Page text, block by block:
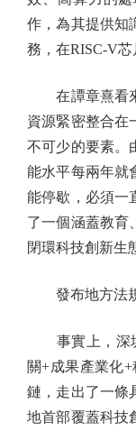
作，為其提供知
務，在RISC-V芯
在譚章熹看來
資源緊密整合在
不可少的要素。
能水平每兩年就
能停歇，必須一
了一個涵蓋教育
閉環科技創新生
發布地方法規
事實上，深圳
關+成果產業化
鏈，走出了一條
地首部覆蓋科技